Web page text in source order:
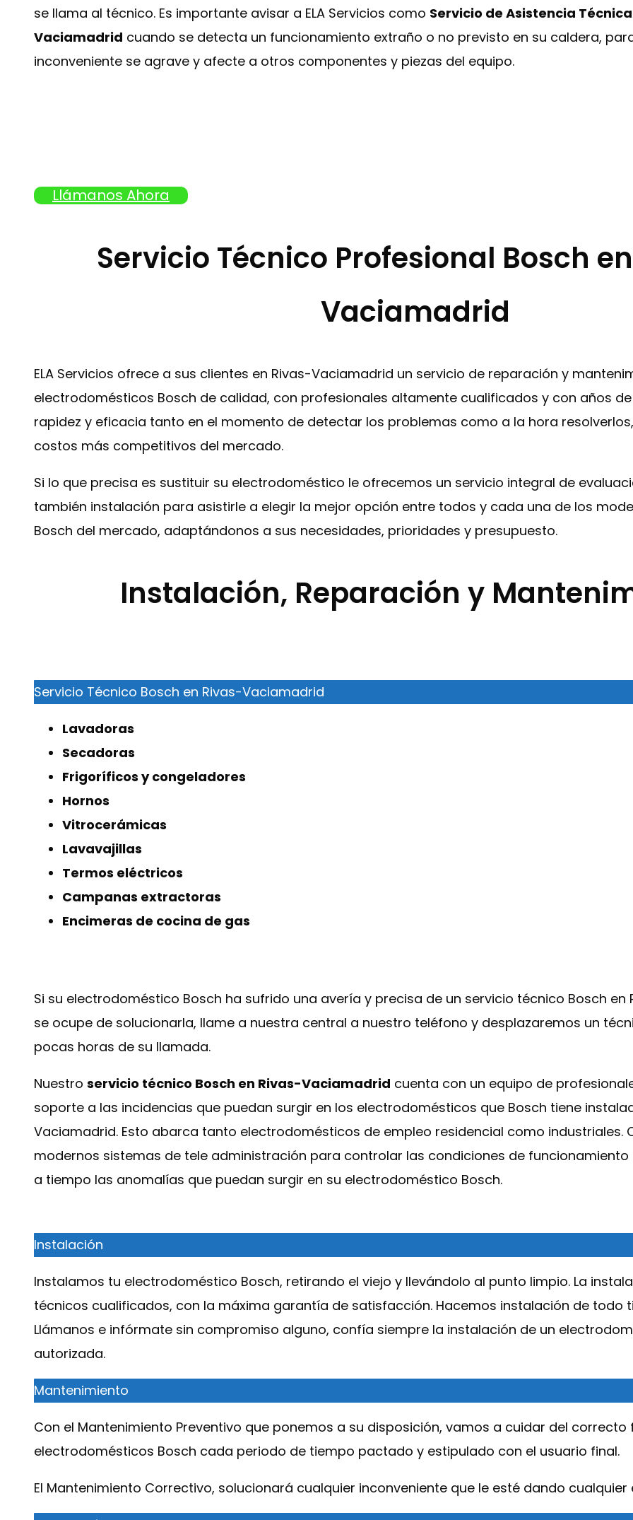
se llama al técnico. Es importante avisar a ELA Servicios como Servicio de Asistencia
Vaciamadrid cuando se detecta un funcionamiento extraño o no previsto en su caldera,
inconveniente se agrave y afecte a otros componentes y piezas del equipo.
Llámanos Ahora
Servicio Técnico Profesional Bosch
Vaciamadrid
ELA Servicios ofrece a sus clientes en Rivas-Vaciamadrid un servicio de reparación y
electrodomésticos Bosch de calidad, con profesionales altamente cualificados y con años de
rapidez y eficacia tanto en el momento de detectar los problemas como a la hora
costos más competitivos del mercado.
Si lo que precisa es sustituir su electrodoméstico le ofrecemos un servicio integral de
también instalación para asistirle a elegir la mejor opción entre todos y cada una de los
Bosch del mercado, adaptándonos a sus necesidades, prioridades y presupuesto.
Instalación, Reparación y
Servicio Técnico Bosch en Rivas-Vaciamadrid
Lavadoras
Secadoras
Frigoríficos y congeladores
Hornos
Vitrocerámicas
Lavavajillas
Termos eléctricos
Campanas extractoras
Encimeras de cocina de gas
Si su electrodoméstico Bosch ha sufrido una avería y precisa de un servicio técnico Bosch en
se ocupe de solucionarla, llame a nuestra central a nuestro teléfono y desplazaremos un
pocas horas de su llamada.
Nuestro servicio técnico Bosch en Rivas-Vaciamadrid cuenta con un equipo de
soporte a las incidencias que puedan surgir en los electrodomésticos que Bosch tiene
Vaciamadrid. Esto abarca tanto electrodomésticos de empleo residencial como industriales.
modernos sistemas de tele administración para controlar las condiciones de funcionamiento
a tiempo las anomalías que puedan surgir en su electrodoméstico Bosch.
Instalación
Instalamos tu electrodoméstico Bosch, retirando el viejo y llevándolo al punto limpio. La
técnicos cualificados, con la máxima garantía de satisfacción. Hacemos instalación de todo
Llámanos e infórmate sin compromiso alguno, confía siempre la instalación de un
autorizada.
Mantenimiento
Con el Mantenimiento Preventivo que ponemos a su disposición, vamos a cuidar del
electrodomésticos Bosch cada periodo de tiempo pactado y estipulado con el usuario final.
El Mantenimiento Correctivo, solucionará cualquier inconveniente que le esté dando